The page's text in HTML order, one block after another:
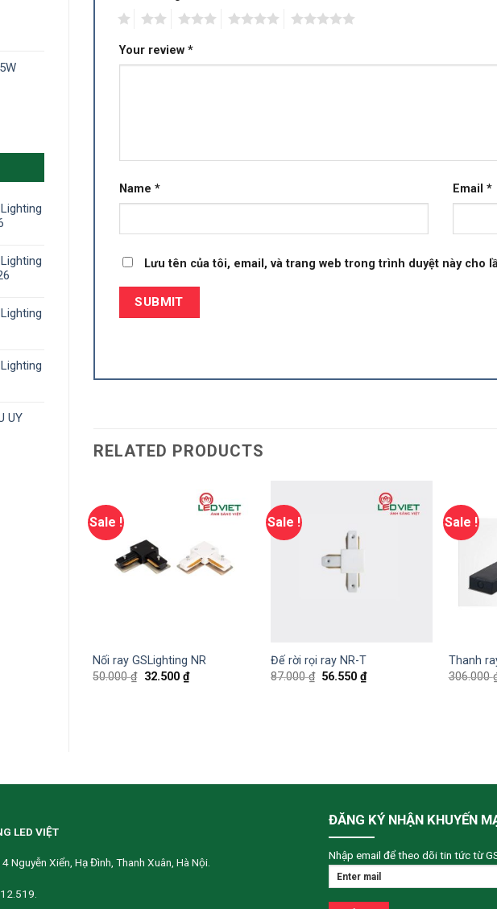
Your review *
Name * Email *
Lưu tên của tôi, email, và trang web trong trình duyệt này cho
RELATED PRODUCTS
Sale !
Nối ray GSLighting NR
50.000₫ 32.500 ₫
Sale !
Đế rời rọi ray NR-T
87.000₫ 56.550₫
Sale !
Thanh
306.000
UY
LED VIỆT
Nguyễn Xiển, Hạ Đình, Thanh Xuân, Hà Nội.
ĐĂNG KÝ NHẬN KHUYẾN
Nhập email để theo dõi tin tức từ